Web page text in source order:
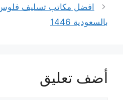
افضل مكاتب تسليف
بالسعودية 1446
أضف تعليق